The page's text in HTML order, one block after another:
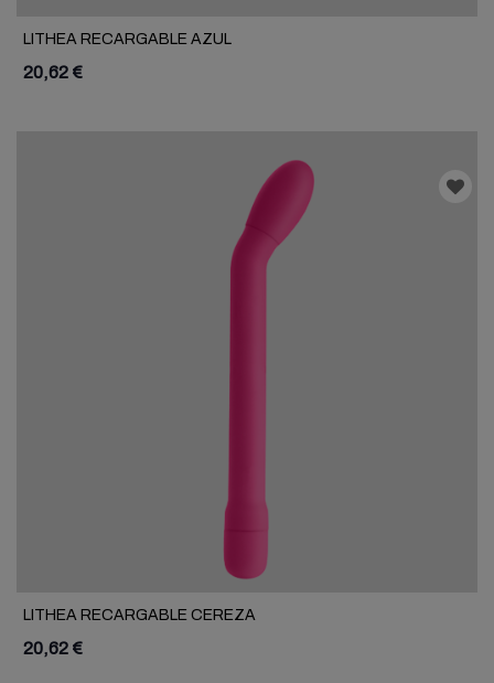
LITHEA RECARGABLE AZUL
20,62 €
LITHEA RECARGABLE CEREZA
20,62 €